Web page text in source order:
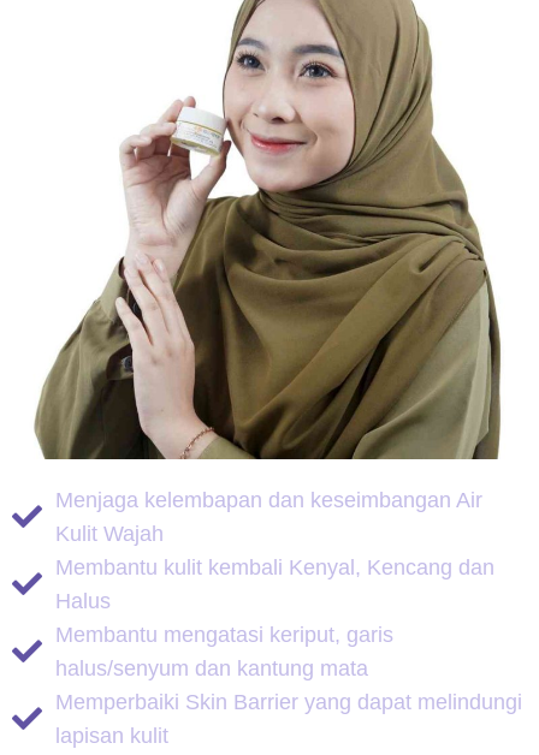
Menjaga kelembapan dan keseimbangan Air
Kulit Wajah
Membantu kulit kembali Kenyal, Kencang dan
Halus
Membantu mengatasi keriput, garis
halus/senyum dan kantung mata
Memperbaiki Skin Barrier yang dapat melindungi
lapisan kulit